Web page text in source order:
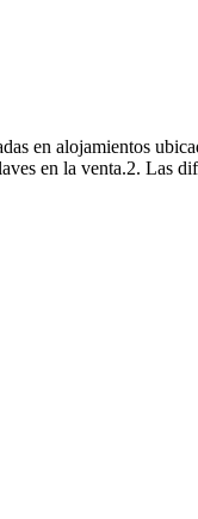
en alojamientos
en la venta.2. Las